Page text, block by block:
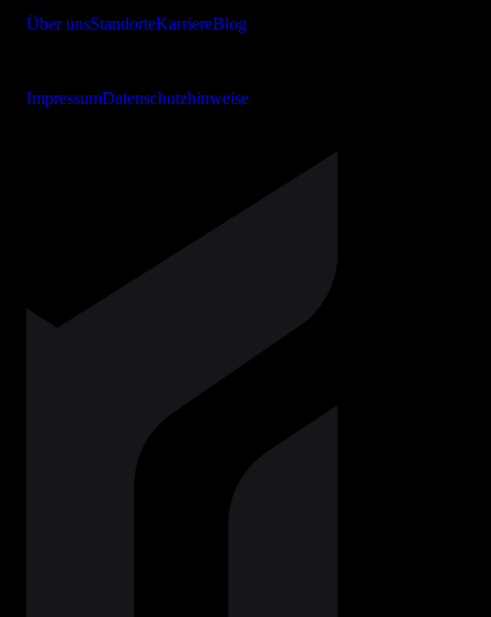
Über unsStandorteKarriereBlog
ImpressumDatenschutzhinweise